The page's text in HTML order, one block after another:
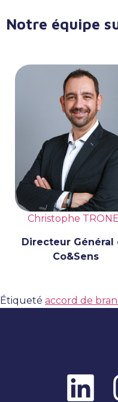
Notre équipe
Christophe
Directeur Général
Co&Sens
Étiqueté accord de